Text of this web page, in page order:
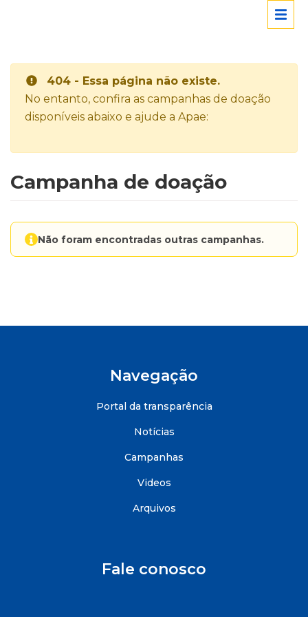
404 - Essa página não existe.
No entanto, confira as campanhas de doação
disponíveis abaixo e ajude a Apae:
Campanha de doação
Não foram encontradas outras campanhas.
Navegação
Portal da transparência
Notícias
Campanhas
Videos
Arquivos
Fale conosco